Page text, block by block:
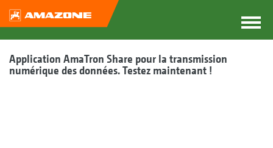
Application AmaTron Share pour la transmission
numérique des données. Testez maintenant !